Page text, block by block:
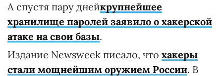
А спустя пару днейкрупнейшее
хранилище паролей заявило о хакерской
атаке на свои базы.
Издание Newsweek писало, что хакеры
стали мощнейшим оружием России. В